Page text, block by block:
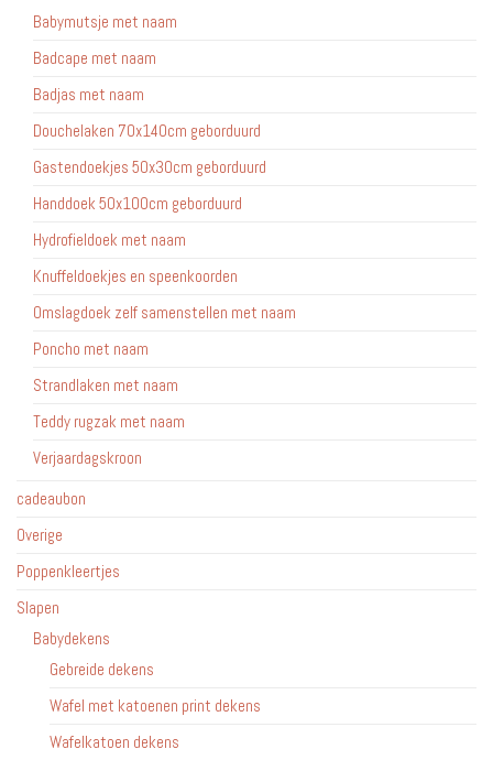
Babymutsje met naam
Badcape met naam
Badjas met naam
Douchelaken 70x140cm geborduurd
Gastendoekjes 50x30cm geborduurd
Handdoek 50x100cm geborduurd
Hydrofieldoek met naam
Knuffeldoekjes en speenkoorden
Omslagdoek zelf samenstellen met naam
Poncho met naam
Strandlaken met naam
Teddy rugzak met naam
Verjaardagskroon
cadeaubon
Overige
Poppenkleertjes
Slapen
Babydekens
Gebreide dekens
Wafel met katoenen print dekens
Wafelkatoen dekens